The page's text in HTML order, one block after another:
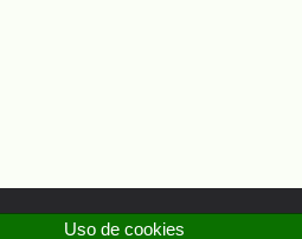
Uso de cookies